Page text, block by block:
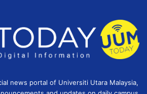
news portal of Universiti Utara Malaysia,